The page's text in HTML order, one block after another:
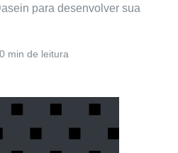
para desenvolver sua
min de leitura